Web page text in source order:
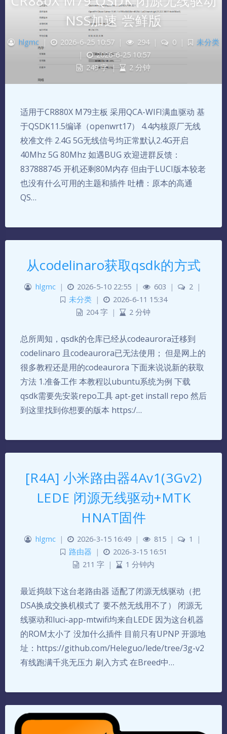
NSS加速 尝鲜版
hlgmc | 2026-6-25 10:57 | 294 | 0 |
未分类
|
2026-6-25 10:57
249 字 | 2 分钟
适用于CR880X M79主板 采用QCA-WIFI满血驱动 基
于QSDK11.5编译（openwrt17） 4.4内核原厂无线
校准文件 2.4G 5G无线信号均正常默认2.4G开启
40Mhz 5G 80Mhz 如遇BUG 欢迎进群反馈：
837888745 开机还剩80M内存 但由于LUCI版本较老
也没有什么可用的主题和插件 吐槽：原本的高通
QS…
从codelinaro获取qsdk的方式
hlgmc | 2026-5-10 22:55 | 603 | 2 |
未分类
|
2026-6-11 15:34
204 字 | 2 分钟
总所周知，qsdk的仓库已经从codeaurora迁移到
codelinaro 且codeaurora已无法使用； 但是网上的
很多教程还是用的codeaurora 下面来说说新的获取
方法 1.准备工作 本教程以ubuntu系统为例 下载
qsdk需要先安装repo工具 apt-get install repo 然后
到这里找到你想要的版本 https:/…
[R4A] 小米路由器4Av1(3Gv2)
LEDE 闭源无线驱动+MTK
HNAT固件
hlgmc | 2026-3-15 16:49 | 815 | 1
|
路由器
|
2026-3-15 16:51
211 字
| 1 分钟内
最近捣鼓下这台老路由器 适配了闭源无线驱动（把
DSA换成交换机模式了 要不然无线用不了） 闭源无
线驱动和luci-app-mtwifi均来自LEDE 因为这台机器
的ROM太小了 没加什么插件 目前只有UPNP 开源地
址：https://github.com/Heleguo/lede/tree/3g-v2
有线跑满千兆无压力 刷入方式 在Breed中…